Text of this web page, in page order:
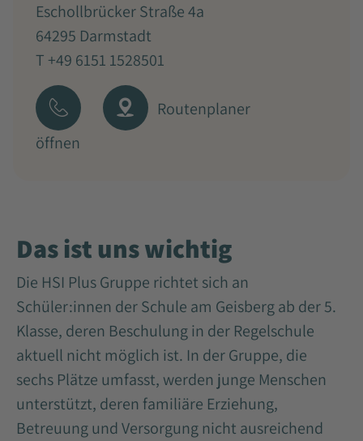
Eschollbrücker Straße 4a
64295 Darmstadt
T +49 6151 1528501
Routenplaner
öffnen
Das ist uns wichtig
Die HSI Plus Gruppe richtet sich an
Schüler:innen der Schule am Geisberg ab der 5.
Klasse, deren Beschulung in der Regelschule
aktuell nicht möglich ist. In der Gruppe, die
sechs Plätze umfasst, werden junge Menschen
unterstützt, deren familiäre Erziehung,
Betreuung und Versorgung nicht ausreichend